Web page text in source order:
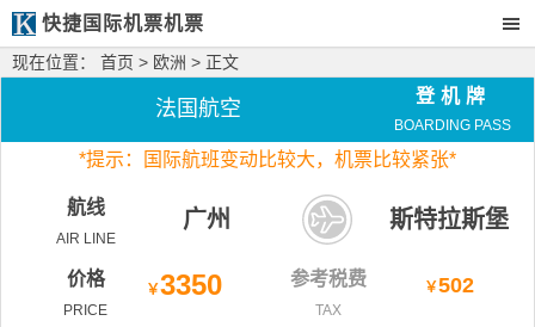
快捷国际机票机票
现在位置： 首页 > 欧洲 > 正文
法国航空
登机牌
BOARDING PASS
*提示：国际航班变动比较大， 机票比较紧张*
航线
AIR LINE
广州 斯特拉斯堡
价格
PRICE
￥3350 参考税费
TAX
￥502